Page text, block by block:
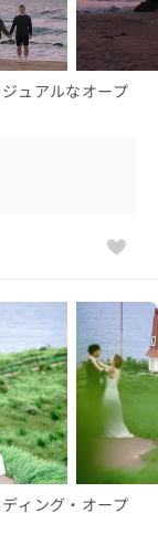
ュアルなオープ
ィング・オープ